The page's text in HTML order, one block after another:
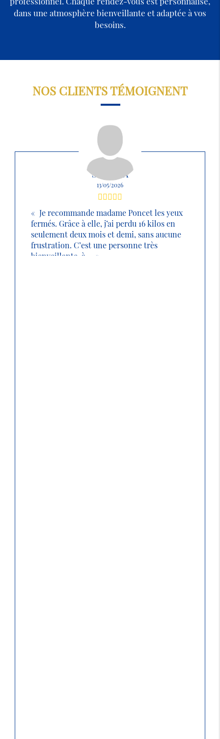
dans une atmosphère bienveillante et adaptée à vos
besoins.
NOS CLIENTS TÉMOIGNENT
SABRINA
13/05/2026
Je recommande madame Poncet les yeux
fermés. Grâce à elle, j’ai perdu 16 kilos en
seulement deux mois et demi, sans aucune
frustration. C’est une personne très
bienveillante, à ...